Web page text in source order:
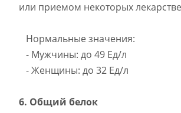
или приемом некоторых
Нормальные значения:
- Мужчины: до 49 Ед/л
- Женщины: до 32 Ед/л
6. Общий белок